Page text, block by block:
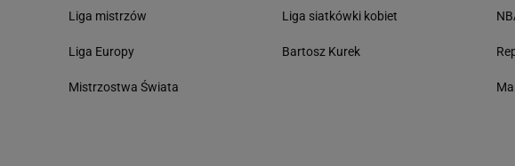
Liga mistrzów
Liga Europy
Mistrzostwa Świata
Liga siatkówki kobiet
Bartosz Kurek